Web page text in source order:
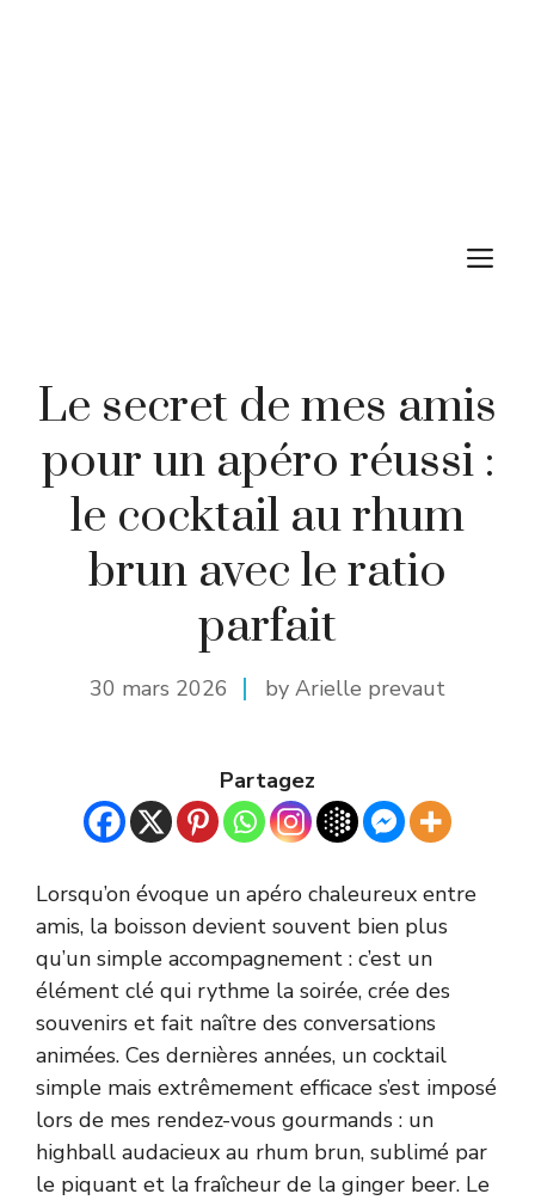
Le secret de mes amis
pour un apéro réussi :
le cocktail au rhum
brun avec le ratio
parfait
30 mars 2026 by Arielle prevaut
Partagez
Lorsqu’on évoque un apéro chaleureux entre
amis, la boisson devient souvent bien plus
qu’un simple accompagnement : c’est un
élément clé qui rythme la soirée, crée des
souvenirs et fait naître des conversations
animées. Ces dernières années, un cocktail
simple mais extrêmement efficace s’est imposé
lors de mes rendez-vous gourmands : un
highball audacieux au rhum brun, sublimé par
le piquant et la fraîcheur de la ginger beer. Le